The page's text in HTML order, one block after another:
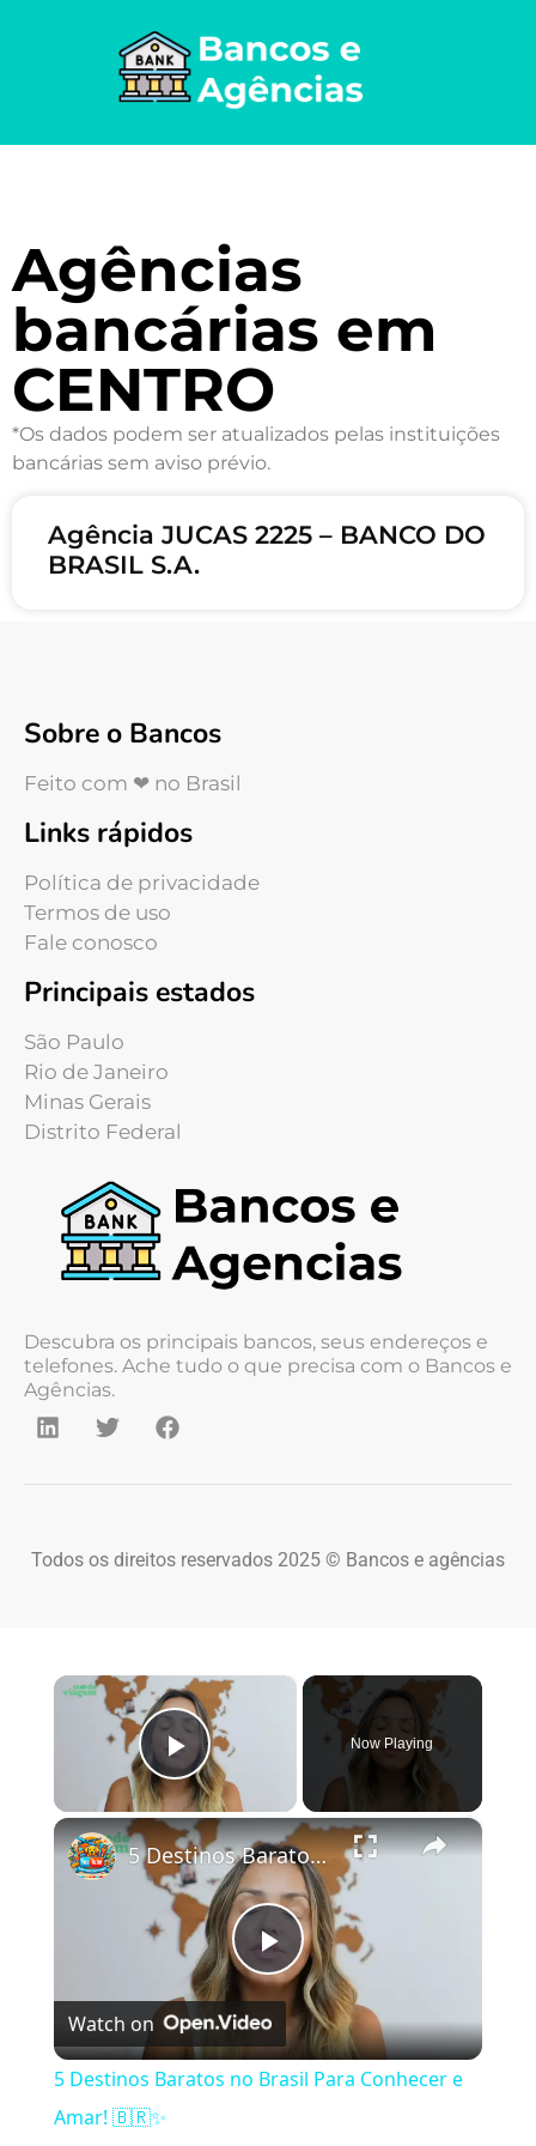
Agências
bancárias em
CENTRO
*Os dados podem ser atualizados pelas instituições
bancárias sem aviso prévio.
Agência JUCAS 2225 – BANCO DO
BRASIL S.A.
Sobre o Bancos
Feito com ❤ no Brasil
Links rápidos
Política de privacidade
Termos de uso
Fale conosco
Principais estados
São Paulo
Rio de Janeiro
Minas Gerais
Distrito Federal
Descubra os principais bancos, seus endereços e
telefones. Ache tudo o que precisa com o Bancos e
Agências.
Todos os direitos reservados 2025 © Bancos e agências
×
Play Video
Now Playing
×
Play Video
5 Destinos Baratos no Brasil Para Conhecer e Amar! 🇧🇷✨
Watch on
5 Destinos Baratos no Brasil Para Conhecer e
Amar! 🇧🇷✨